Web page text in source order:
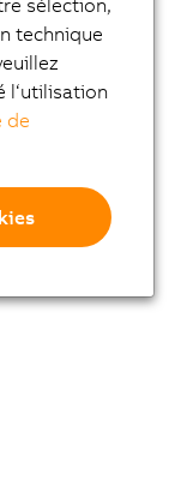
sélection,
technique
l‘utilisation
de